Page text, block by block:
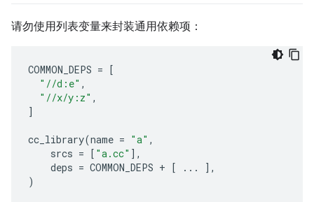
请勿使用列表变量来封装通用依赖项：
COMMON_DEPS = [
"//d:e" ,
"//x/y:z" ,
]
cc_library(name = "a" ,
srcs = [ "a.cc" ],
deps = COMMON_DEPS + [ ...
],
)